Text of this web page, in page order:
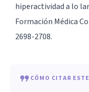
hiperactividad a lo
Formación Médica
2698-2708.
CÓMO CITAR